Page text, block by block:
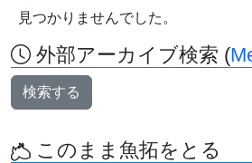
見つかりませんでした。
外部アーカイブ検索 (
検索する
このまま魚拓をとる